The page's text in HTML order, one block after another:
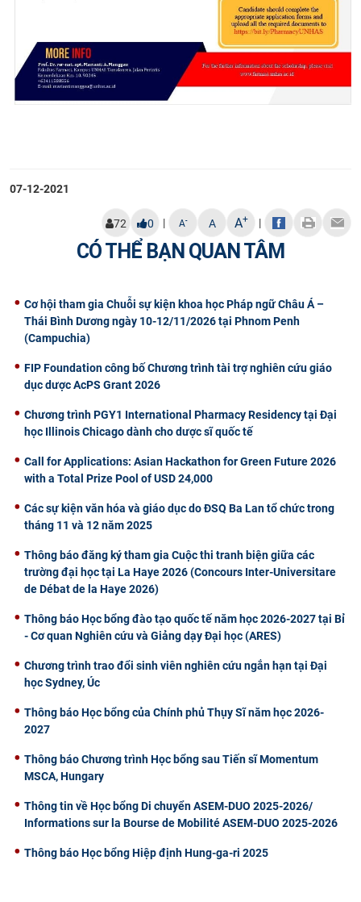
07-12-2021
72 0 | A- A A+ |
CÓ THỂ BẠN QUAN TÂM
Cơ hội tham gia Chuỗi sự kiện khoa học Pháp ngữ Châu Á –
Thái Bình Dương ngày 10-12/11/2026 tại Phnom Penh
(Campuchia)
FIP Foundation công bố Chương trình tài trợ nghiên cứu giáo
dục dược AcPS Grant 2026
Chương trình PGY1 International Pharmacy Residency tại Đại
học Illinois Chicago dành cho dược sĩ quốc tế
Call for Applications: Asian Hackathon for Green Future 2026
with a Total Prize Pool of USD 24,000
Các sự kiện văn hóa và giáo dục do ĐSQ Ba Lan tổ chức trong
tháng 11 và 12 năm 2025
Thông báo đăng ký tham gia Cuộc thi tranh biện giữa các
trường đại học tại La Haye 2026 (Concours Inter-Universitare
de Débat de la Haye 2026)
Thông báo Học bổng đào tạo quốc tế năm học 2026-2027 tại Bỉ
- Cơ quan Nghiên cứu và Giảng dạy Đại học (ARES)
Chương trình trao đổi sinh viên nghiên cứu ngắn hạn tại Đại
học Sydney, Úc
Thông báo Học bổng của Chính phủ Thụy Sĩ năm học 2026-
2027
Thông báo Chương trình Học bổng sau Tiến sĩ Momentum
MSCA, Hungary
Thông tin về Học bổng Di chuyển ASEM-DUO 2025-2026/
Informations sur la Bourse de Mobilité ASEM-DUO 2025-2026
Thông báo Học bổng Hiệp định Hung-ga-ri 2025